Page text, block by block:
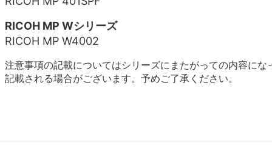
RICOH MP Wシリーズ
RICOH MP W4002
注意事項の記載についてはシリーズにまたがっての内容に
記載される場合がございます。予めご了承ください。